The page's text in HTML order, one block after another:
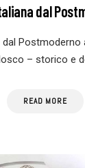
dal
Postmoderno
– storico e
READ MORE